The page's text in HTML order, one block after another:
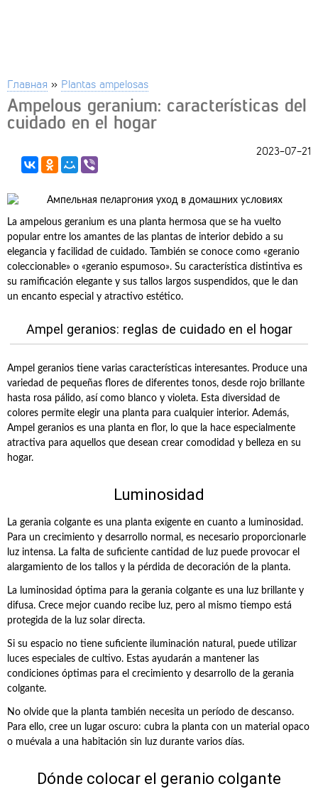
Главная » Plantas ampelosas
Ampelous geranium: características del
cuidado en el hogar
2023-07-21
La ampelous geranium es una planta hermosa que se ha vuelto
popular entre los amantes de las plantas de interior debido a su
elegancia y facilidad de cuidado. También se conoce como «geranio
coleccionable» o «geranio espumoso». Su característica distintiva es
su ramificación elegante y sus tallos largos suspendidos, que le dan
un encanto especial y atractivo estético.
Ampel geranios: reglas de cuidado en el hogar
Ampel geranios tiene varias características interesantes. Produce una
variedad de pequeñas flores de diferentes tonos, desde rojo brillante
hasta rosa pálido, así como blanco y violeta. Esta diversidad de
colores permite elegir una planta para cualquier interior. Además,
Ampel geranios es una planta en flor, lo que la hace especialmente
atractiva para aquellos que desean crear comodidad y belleza en su
hogar.
Luminosidad
La gerania colgante es una planta exigente en cuanto a luminosidad.
Para un crecimiento y desarrollo normal, es necesario proporcionarle
luz intensa. La falta de suficiente cantidad de luz puede provocar el
alargamiento de los tallos y la pérdida de decoración de la planta.
La luminosidad óptima para la gerania colgante es una luz brillante y
difusa. Crece mejor cuando recibe luz, pero al mismo tiempo está
protegida de la luz solar directa.
Si su espacio no tiene suficiente iluminación natural, puede utilizar
luces especiales de cultivo. Estas ayudarán a mantener las
condiciones óptimas para el crecimiento y desarrollo de la gerania
colgante.
No olvide que la planta también necesita un período de descanso.
Para ello, cree un lugar oscuro: cubra la planta con un material opaco
o muévala a una habitación sin luz durante varios días.
Dónde colocar el geranio colgante